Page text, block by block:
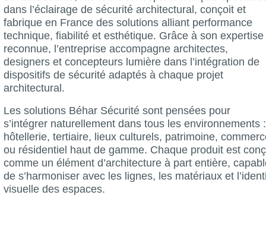
dans l’éclairage de sécurité architectural, conçoit et
fabrique en France des solutions alliant performance
technique, fiabilité et esthétique. Grâce à son expertise
reconnue, l’entreprise accompagne architectes,
designers et concepteurs lumière dans l’intégration de
dispositifs de sécurité adaptés à chaque projet
architectural.
Les solutions Béhar Sécurité sont pensées pour
s’intégrer naturellement dans tous les environnements :
hôtellerie, tertiaire, lieux culturels, patrimoine,
ou résidentiel haut de gamme. Chaque produit est
comme un élément d’architecture à part entière,
de s’harmoniser avec les lignes, les matériaux et
visuelle des espaces.